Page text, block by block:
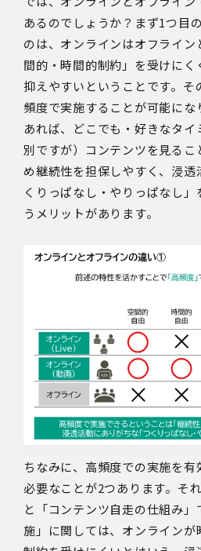
あるのでしょうか？まず1つ目
のは、オンラインはオフライン
間的・時間的制約」を受けにく
抑えやすいということです。そ
頻度で実施することが可能にな
あれば、どこでも・好きなタイ
別ですが）コンテンツを見るこ
め継続性を担保しやすく、浸透
くりっぱなし・やりっぱなし
うメリットがあります。
ちなみに、高頻度での実施を
必要なことが2つあります。そ
と「コンテンツ自走の仕組み
施」に関しては、オンラインが